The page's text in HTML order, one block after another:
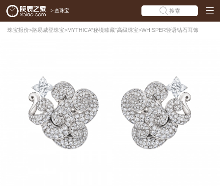
> 查珠宝 搜索
珠宝报价>路易威登珠宝>MYTHICA“秘境臻藏”高级珠宝>WHISPER轻语钻石耳饰